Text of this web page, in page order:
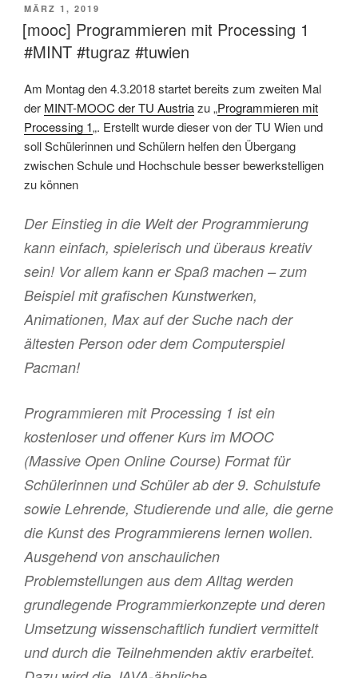
VERÖFFENTLICHT
AM
MÄRZ 1, 2019
[mooc] Programmieren mit Processing 1
#MINT #tugraz #tuwien
Am Montag den 4.3.2018 startet bereits zum zweiten Mal
der MINT-MOOC der TU Austriazu „Programmieren mit
Processing 1„. Erstellt wurde dieser von der TU Wien und
soll Schülerinnen und Schülern helfen den Übergang
zwischen Schule und Hochschule besser bewerkstelligen
zu können
Der Einstieg in die Welt der Programmierung
kann einfach, spielerisch und überaus kreativ
sein! Vor allem kann er Spaß machen – zum
Beispiel mit grafischen Kunstwerken,
Animationen, Max auf der Suche nach der
ältesten Person oder dem Computerspiel
Pacman!
Programmieren mit Processing 1 ist ein
kostenloser und offener Kurs im MOOC
(Massive Open Online Course) Format für
Schülerinnen und Schüler ab der 9. Schulstufe
sowie Lehrende, Studierende und alle, die gerne
die Kunst des Programmierens lernen wollen.
Ausgehend von anschaulichen
Problemstellungen aus dem Alltag werden
grundlegende Programmierkonzepte und deren
Umsetzung wissenschaftlich fundiert vermittelt
und durch die Teilnehmenden aktiv erarbeitet.